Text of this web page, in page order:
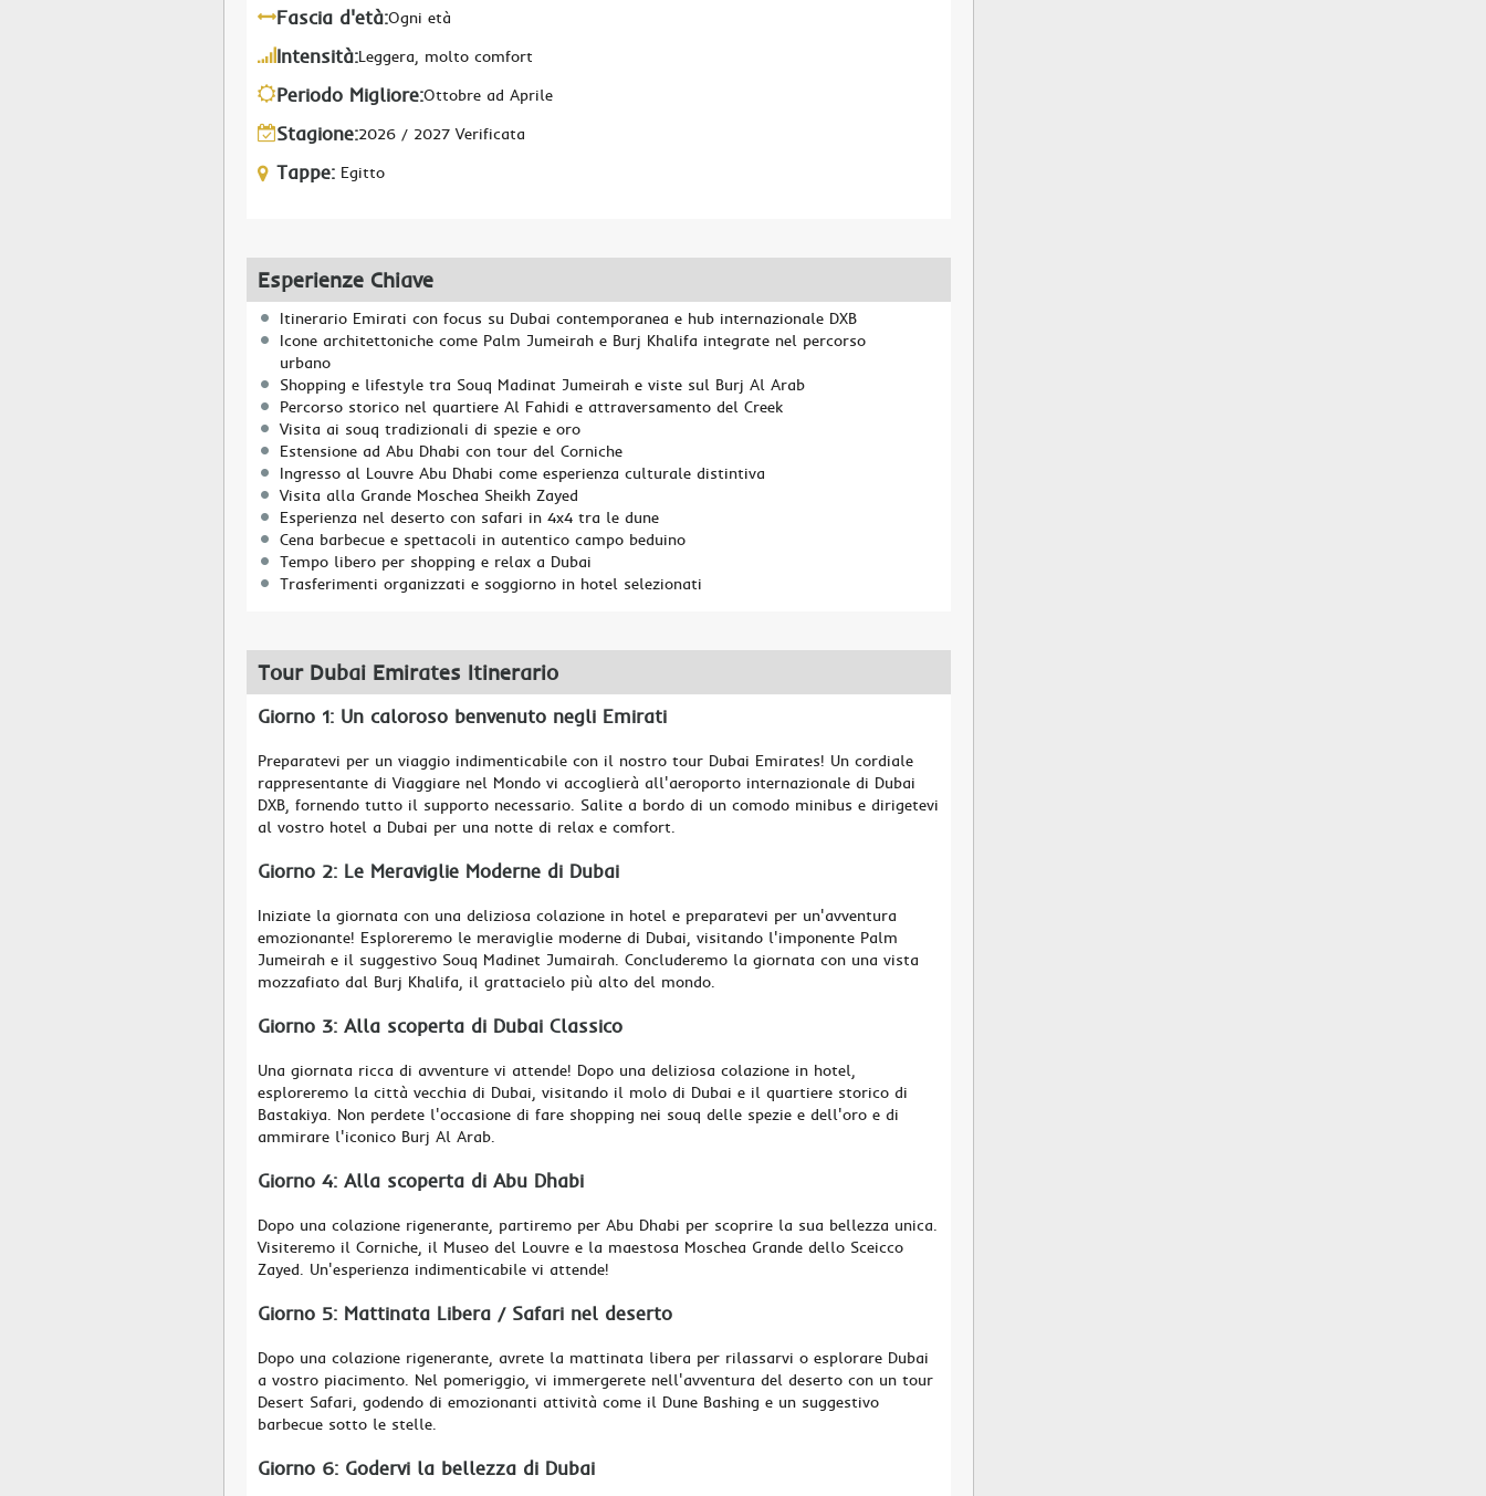
Fascia d'età:Ogni età
Intensità:Leggera, molto comfort
Periodo Migliore:Ottobre ad Aprile
Stagione:2026 / 2027 Verificata
Tappe: Egitto
Esperienze Chiave
Itinerario Emirati con focus su Dubai contemporanea e hub internazionale DXB
Icone architettoniche come Palm Jumeirah e Burj Khalifa integrate nel percorso
urbano
Shopping e lifestyle tra Souq Madinat Jumeirah e viste sul Burj Al Arab
Percorso storico nel quartiere Al Fahidi e attraversamento del Creek
Visita ai souq tradizionali di spezie e oro
Estensione ad Abu Dhabi con tour del Corniche
Ingresso al Louvre Abu Dhabi come esperienza culturale distintiva
Visita alla Grande Moschea Sheikh Zayed
Esperienza nel deserto con safari in 4x4 tra le dune
Cena barbecue e spettacoli in autentico campo beduino
Tempo libero per shopping e relax a Dubai
Trasferimenti organizzati e soggiorno in hotel selezionati
Tour Dubai Emirates Itinerario
Giorno 1: Un caloroso benvenuto negli Emirati
Preparatevi per un viaggio indimenticabile con il nostro tour Dubai Emirates! Un cordiale
rappresentante di Viaggiare nel Mondo vi accoglierà all'aeroporto internazionale di Dubai
DXB, fornendo tutto il supporto necessario. Salite a bordo di un comodo minibus e dirigetevi
al vostro hotel a Dubai per una notte di relax e comfort.
Giorno 2: Le Meraviglie Moderne di Dubai
Iniziate la giornata con una deliziosa colazione in hotel e preparatevi per un'avventura
emozionante! Esploreremo le meraviglie moderne di Dubai, visitando l'imponente Palm
Jumeirah e il suggestivo Souq Madinet Jumairah. Concluderemo la giornata con una vista
mozzafiato dal Burj Khalifa, il grattacielo più alto del mondo.
Giorno 3: Alla scoperta di Dubai Classico
Una giornata ricca di avventure vi attende! Dopo una deliziosa colazione in hotel,
esploreremo la città vecchia di Dubai, visitando il molo di Dubai e il quartiere storico di
Bastakiya. Non perdete l'occasione di fare shopping nei souq delle spezie e dell'oro e di
ammirare l'iconico Burj Al Arab.
Giorno 4: Alla scoperta di Abu Dhabi
Dopo una colazione rigenerante, partiremo per Abu Dhabi per scoprire la sua bellezza unica.
Visiteremo il Corniche, il Museo del Louvre e la maestosa Moschea Grande dello Sceicco
Zayed. Un'esperienza indimenticabile vi attende!
Giorno 5: Mattinata Libera / Safari nel deserto
Dopo una colazione rigenerante, avrete la mattinata libera per rilassarvi o esplorare Dubai
a vostro piacimento. Nel pomeriggio, vi immergerete nell'avventura del deserto con un tour
Desert Safari, godendo di emozionanti attività come il Dune Bashing e un suggestivo
barbecue sotto le stelle.
Giorno 6: Godervi la bellezza di Dubai